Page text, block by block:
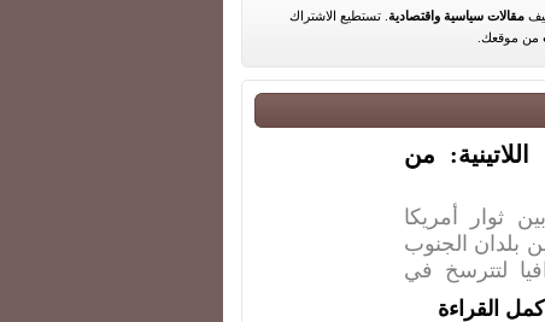
مقالات سياسية واقتصادية . تستطيع الاشتراك
من موقعك.
من
ثوار أمريكا
بلدان الجنوب
لتترسخ في
اكمل القراءة